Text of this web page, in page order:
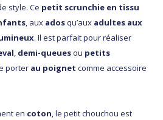
style. Ce petit scrunchie en tissu
, aux adosqu’aux adultes aux
. Il est parfait pour réaliser
, demi-queuesou petits
porter au poignet comme accessoire
en coton, le petit chouchou est